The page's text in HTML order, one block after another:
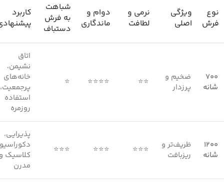
نوع
فرش
ویژگی
اصلی
نرمی و
لطافت
دوام و
ماندگاری
شباهت
به فرش
دستباف
کاربرد
۷۰۰
شانه
ضخیم و
پرزدار
⭐⭐
⭐⭐⭐⭐
⭐
اتاق
نشیمن،
خانه‌های
پرجمعیت،
استفاده
روزمره
۱۲۰۰
شانه
ظریف‌تر و
ریزبافت
⭐⭐⭐
⭐⭐⭐
⭐⭐⭐
پذیرایی،
کلاسیک
مدرن